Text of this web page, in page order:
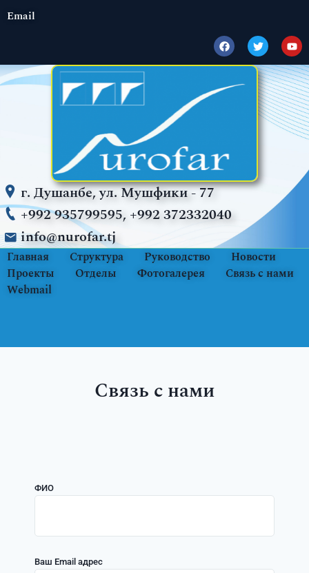
Email
г. Душанбе, ул. Мушфики - 77
+992 935799595, +992 372332040
info@nurofar.tj
Главная Структура Руководство
Новости
Проекты
Отделы Фотогалерея
Связь с нами
Webmail
Связь с нами
ФИО
Ваш Email адрес